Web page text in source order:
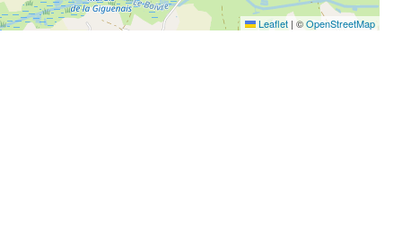
Leaflet | ©OpenStreetMap